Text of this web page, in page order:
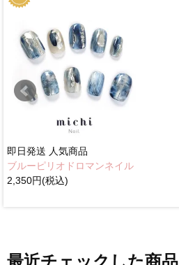
即日発送 人気商品
ブルーピリオドロマンネイル
2,350円(税込)
最近チェックした商品